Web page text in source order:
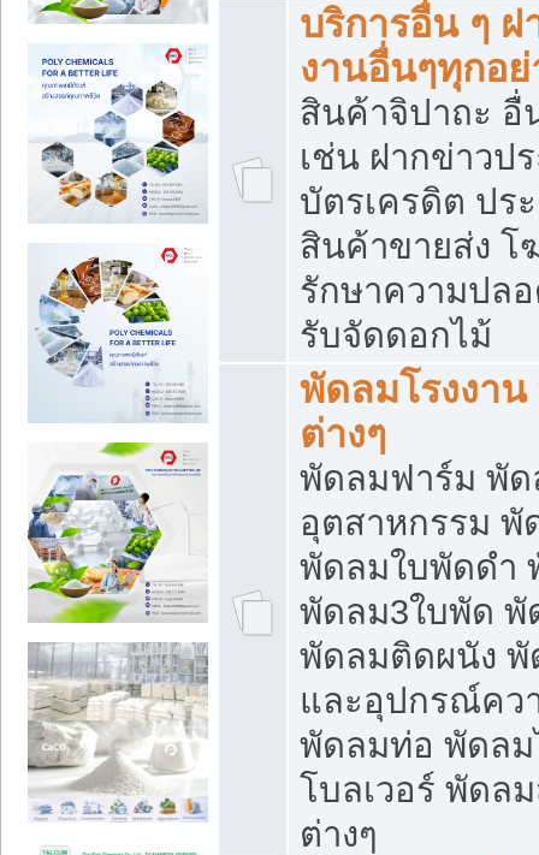
บริการอื่น ๆ
งานอื่นๆทุกอ
สินค้าจิปาถะ อื่
เช่น ฝากข่าวป
บัตรเครดิต ปร
สินค้าขายส่ง
รักษาความปล
รับจัดดอกไม้
พัดลมโรงงา
ต่างๆ
พัดลมฟาร์ม พัด
อุตสาหกรรม
พัดลมใบพัดดำ
พัดลม3ใบพัด พั
พัดลมติดผนัง
และอุปกรณ์คว
พัดลมท่อ พัดลม
โบลเวอร์ พัดล
ต่างๆ